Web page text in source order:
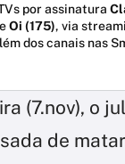
por assinatura
eOi (175), via
dos canais nas
(7.nov), o
de